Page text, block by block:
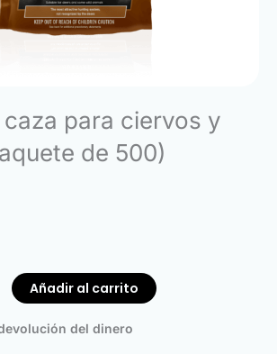
para ciervos y
de 500)
Añadir al carrito
del dinero